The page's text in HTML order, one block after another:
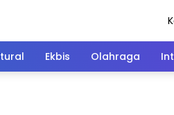
Ekbis Olahraga